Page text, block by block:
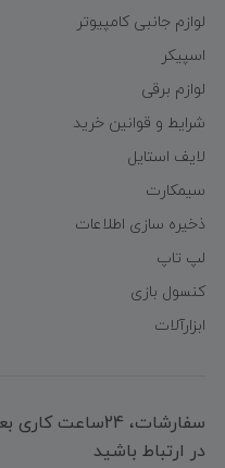
لوازم جانبی کامپیوتر
اسپیکر
لوازم برقی
شرایط و قوانین خرید
لایف استایل
سیمکارت
ذخیره سازی اطلاعات
لپ تاپ
کنسول بازی
ابزارآلات
سفارشات،
در ارتباط باشید